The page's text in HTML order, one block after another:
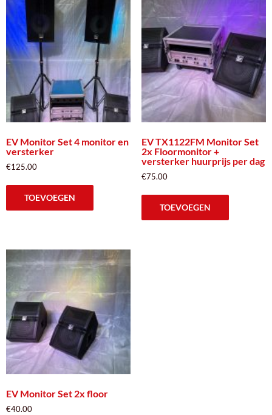
EV Monitor Set 4 monitor en
versterker
€125.00
TOEVOEGEN
EV TX1122FM Monitor Set
2x Floormonitor +
versterker huurprijs per dag
€75.00
TOEVOEGEN
EV Monitor Set 2x floor
€40.00